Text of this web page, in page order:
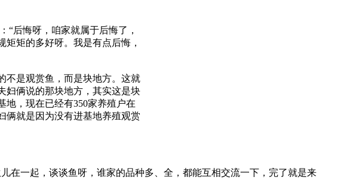
后悔呀，咱家就属于后悔了，
矩矩的多好呀。我是有点后悔，
是观赏鱼，而是块地方。这就
妇俩说的那块地方，其实这是块
地，现在已经有350家养殖户在
俩就是因为没有进基地养殖观赏
一起，谈谈鱼呀，谁家的品种多、全，都能互相交流一下，完了就是来